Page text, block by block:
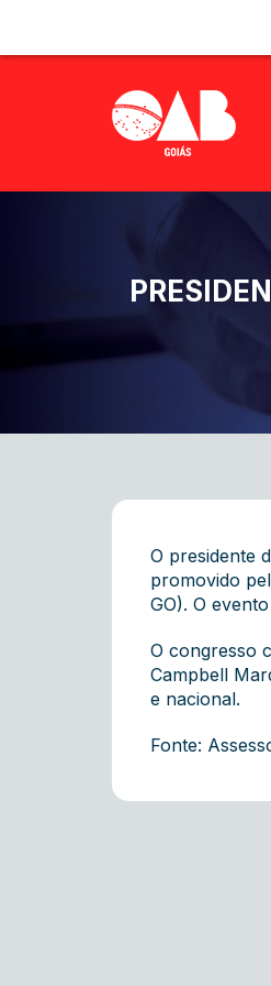
O presidente
promovido
GO). O
O congresso
Campbell
e nacional.
Fonte: